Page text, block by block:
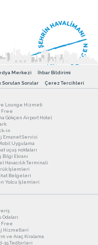
Merkezi
İhbar Bildirimi
Sorulan Sorular Çerez Tercihleri
Lounge Hizmeti
Free
Gökçen Airport Hotel
in
Emanet Servisi
Uygulama
uçuş noktaları
Bilgi Ekranı
Havacılık Terminali
İşlemleri
Belgeleri
Yolcu İşlemleri
Odaları
Free
Hizmetleri
ve Araç Kiralama
19 Tedbirleri